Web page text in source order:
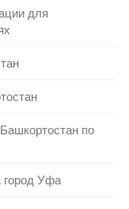
для
по
город Уфа